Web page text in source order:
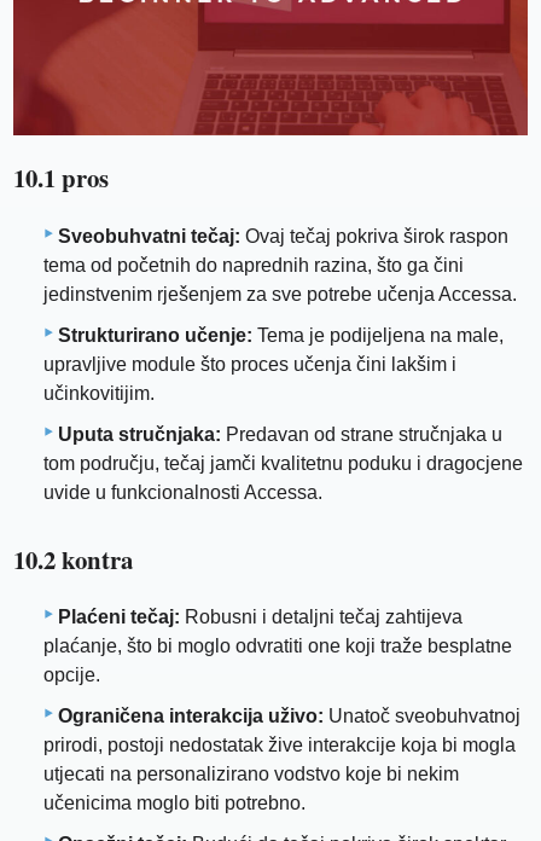
10.1 pros
Sveobuhvatni tečaj: Ovaj tečaj pokriva širok raspon
tema od početnih do naprednih razina, što ga čini
jedinstvenim rješenjem za sve potrebe učenja Accessa.
Strukturirano učenje: Tema je podijeljena na male,
upravljive module što proces učenja čini lakšim i
učinkovitijim.
Uputa stručnjaka: Predavan od strane stručnjaka u
tom području, tečaj jamči kvalitetnu poduku i dragocjene
uvide u funkcionalnosti Accessa.
10.2 kontra
Plaćeni tečaj: Robusni i detaljni tečaj zahtijeva
plaćanje, što bi moglo odvratiti one koji traže besplatne
opcije.
Ograničena interakcija uživo: Unatoč sveobuhvatnoj
prirodi, postoji nedostatak žive interakcije koja bi mogla
utjecati na personalizirano vodstvo koje bi nekim
učenicima moglo biti potrebno.